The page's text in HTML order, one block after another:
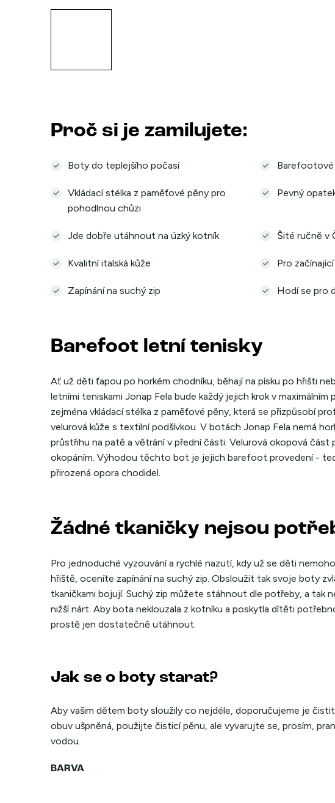
Proč si je zamilujete:
Boty do teplejšího počasí Barefootové
Vkládací stélka z paměťové pěny pro
pohodlnou chůzi
Pevný
Jde dobře utáhnout na úzký kotník Šité ručně v
Kvalitní italská kůže Pro
Zapínání na suchý zip Hodí se pro
Barefoot letní tenisky
Ať už děti ťapou po horkém chodníku, běhají na písku po hřišti
letními teniskami Jonap Fela bude každý jejich krok v
zejména vkládací stélka z paměťové pěny, která se přizpůsobí
velurová kůže s textilní podšívkou. V botách Jonap Fela nemá
průstřihu na patě a větrání v přední části. Velurová okopová část
okopáním. Výhodou těchto bot je jejich barefoot provedení -
přirozená opora chodidel.
Žádné tkaničky nejsou
Pro jednoduché vyzouvání a rychlé nazutí, kdy už se děti
hřiště, oceníte zapínání na suchý zip. Obsloužit tak svoje boty
tkaničkami bojují. Suchý zip můžete stáhnout dle potřeby, a tak
nižší nárt. Aby bota neklouzala z kotníku a poskytla dítěti
prostě jen dostatečně utáhnout.
Jak se o boty starat?
Aby vašim dětem boty sloužily co nejdéle, doporučujeme je
obuv ušpněná, použijte čisticí pěnu, ale vyvarujte se, prosím,
vodou.